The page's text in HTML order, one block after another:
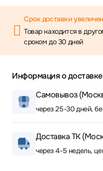
Срок доставки увеличен
Товар находится в
сроком до 30 дней
Информация о доставке
Самовывоз
через 25-30 дней,
Доставка ТК
через 4-5 недель,